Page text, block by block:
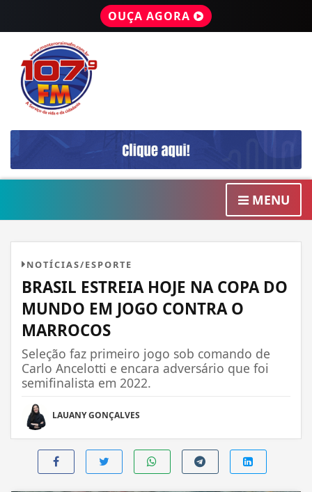
OUÇA AGORA
MENU
NOTÍCIAS/ESPORTE
BRASIL ESTREIA HOJE NA COPA DO
MUNDO EM JOGO CONTRA O
MARROCOS
Seleção faz primeiro jogo sob comando de
Carlo Ancelotti e encara adversário que foi
semifinalista em 2022.
LAUANY GONÇALVES